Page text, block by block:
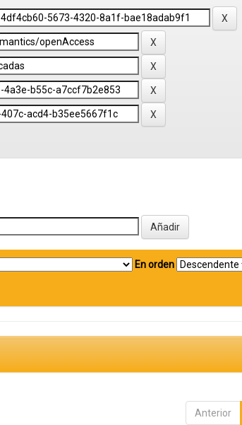
En orden
Anterior